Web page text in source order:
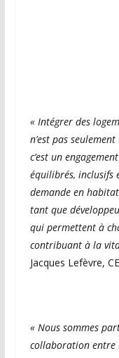
« Intégrer des
n’est pas
c’est un
équilibrés, inclusifs
demande en
tant que
qui permettent à
contribuant à la
Jacques Lefèvre,
« Nous sommes
collaboration entre